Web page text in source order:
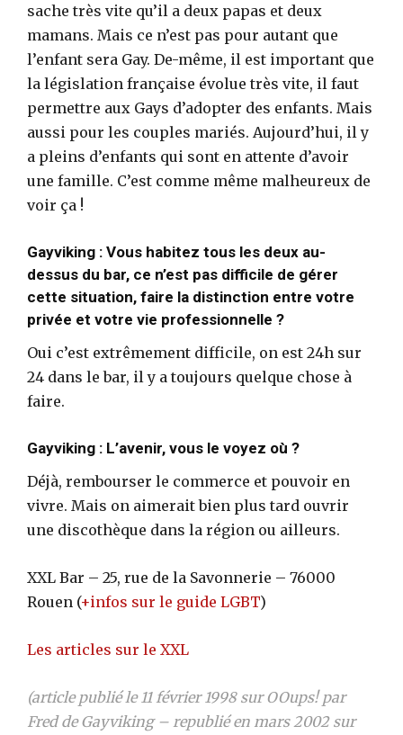
sache très vite qu’il a deux papas et deux
mamans. Mais ce n’est pas pour autant que
l’enfant sera Gay. De-même, il est important que
la législation française évolue très vite, il faut
permettre aux Gays d’adopter des enfants. Mais
aussi pour les couples mariés. Aujourd’hui, il y
a pleins d’enfants qui sont en attente d’avoir
une famille. C’est comme même malheureux de
voir ça !
Gayviking : Vous habitez tous les deux au-
dessus du bar, ce n’est pas difficile de gérer
cette situation, faire la distinction entre votre
privée et votre vie professionnelle ?
Oui c’est extrêmement difficile, on est 24h sur
24 dans le bar, il y a toujours quelque chose à
faire.
Gayviking : L’avenir, vous le voyez où ?
Déjà, rembourser le commerce et pouvoir en
vivre. Mais on aimerait bien plus tard ouvrir
une discothèque dans la région ou ailleurs.
XXL Bar – 25, rue de la Savonnerie – 76000
Rouen (+infos sur le guide LGBT)
Les articles sur le XXL
(article publié le 11 février 1998 sur OOups! par
Fred de Gayviking – republié en mars 2002 sur